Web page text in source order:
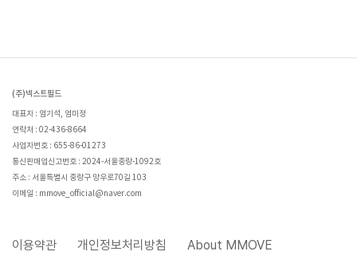
(주)넥스트필드
대표자 : 엄기석, 엄미정
연락처 : 02-436-8664
사업자번호 : 655-86-01273
통신판매업신고번호 : 2024-서울중랑-1092호
주소 : 서울특별시 중랑구 망우로70길 103
이메일 : mmove_official@naver.com
이용약관 개인정보처리방침 About MMOVE